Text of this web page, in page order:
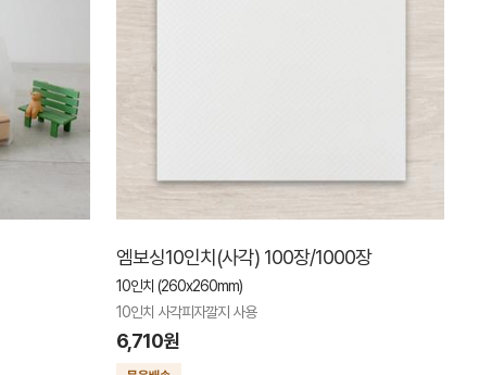
엠보싱10인치(사각) 100장/1000장
10인치 (260x260mm)
10인치 사각피자깔지 사용
6,710원